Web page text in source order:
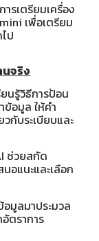
รเตรียมเครื่อง
เพื่อเตรียม
ป
นจริง
นรู้วิธีการป้อน
ข้อมูล ให้คำ
กับระเบียบและ
ช่วยสกัด
นอแนะและเลือก
มูลมาประมวล
ตราการ